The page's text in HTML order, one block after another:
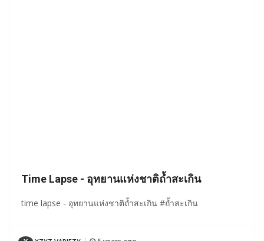
Time Lapse - อุทยานแห่งชาติถ้ำสะเกิน
time lapse - อุทยานแห่งชาติถ้ำสะเกิน #ถ้ำสะเกิน